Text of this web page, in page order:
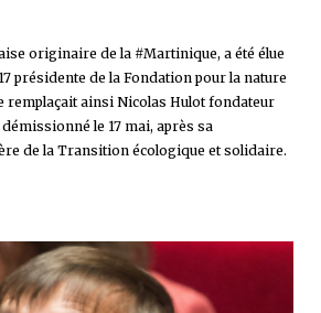
originaire de la #Martinique, a été élue
présidente de la Fondation pour la nature
remplaçait ainsi Nicolas Hulot fondateur
le 17 mai, après sa
de la Transition écologique et solidaire.